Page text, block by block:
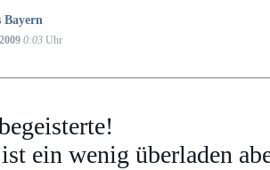
Bayern
0:03 Uhr
ein wenig überladen